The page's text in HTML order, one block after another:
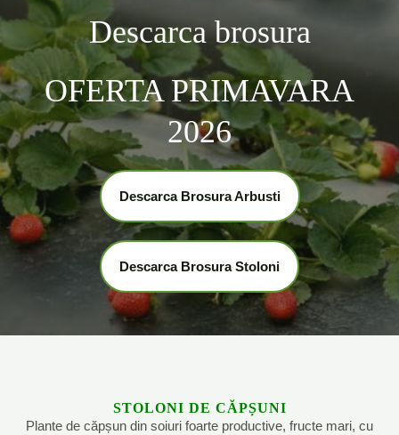
Descarca brosura
OFERTA PRIMAVARA
2026
Descarca Brosura Arbusti
Descarca Brosura Stoloni
STOLONI DE CĂPȘUNI
Plante de căpșun din soiuri foarte productive, fructe mari, cu